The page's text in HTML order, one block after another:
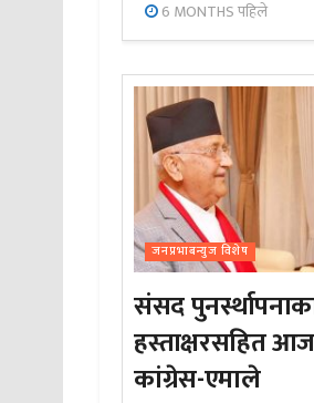
6 MONTHS पहिले
जनप्रभाबन्युज विशेष
संसद
हस्ताक्षरसहित
कांग्रेस-एमाले